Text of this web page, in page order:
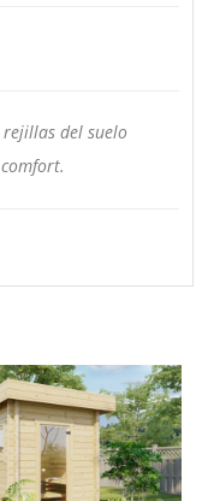
del suelo